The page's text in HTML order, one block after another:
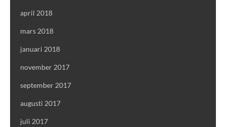
april 2018
mars 2018
januari 2018
november 2017
september 2017
augusti 2017
juli 2017